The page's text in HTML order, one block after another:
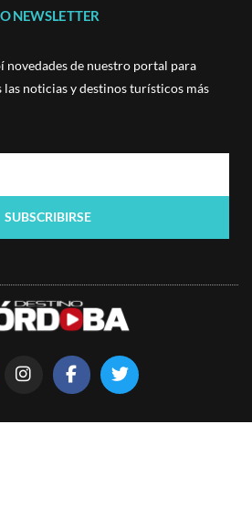
NEWSLETTER
novedades de nuestro portal para
las noticias y destinos turísticos más
SUBSCRIBIRSE